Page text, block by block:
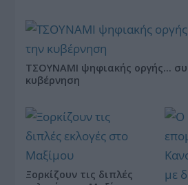
ΤΣΟΥΝΑΜΙ ψηφιακής οργής…
κυβέρνηση
Ξορκίζουν τις διπλές